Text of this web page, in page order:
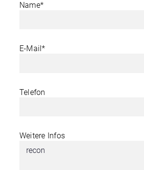
Name*
E-Mail*
Telefon
Weitere Infos